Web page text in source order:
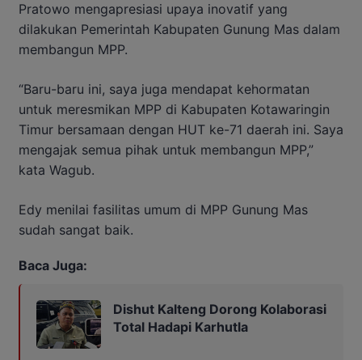
Pratowo mengapresiasi upaya inovatif yang
dilakukan Pemerintah Kabupaten Gunung Mas dalam
membangun MPP.
“Baru-baru ini, saya juga mendapat kehormatan
untuk meresmikan MPP di Kabupaten Kotawaringin
Timur bersamaan dengan HUT ke-71 daerah ini. Saya
mengajak semua pihak untuk membangun MPP,”
kata Wagub.
Edy menilai fasilitas umum di MPP Gunung Mas
sudah sangat baik.
Baca Juga:
Dishut Kalteng Dorong Kolaborasi
Total Hadapi Karhutla